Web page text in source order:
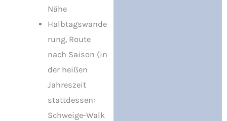
Nähe
Halbtagswande
rung, Route
nach Saison (in
der heißen
Jahreszeit
stattdessen:
Schweige-Walk